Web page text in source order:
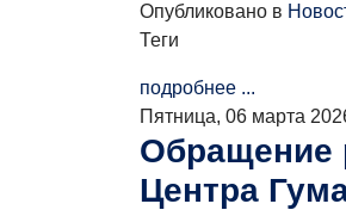
Опубликовано в
Теги
подробнее ...
Пятница, 06 марта
Обращение
Центра